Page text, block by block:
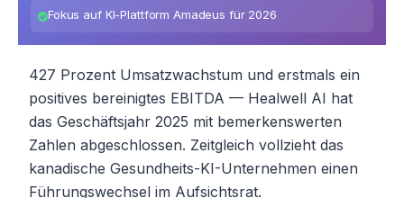
Fokus auf KI-Plattform Amadeus für 2026
427 Prozent Umsatzwachstum und erstmals ein
positives bereinigtes EBITDA — Healwell AI hat
das Geschäftsjahr 2025 mit bemerkenswerten
Zahlen abgeschlossen. Zeitgleich vollzieht das
kanadische Gesundheits-KI-Unternehmen einen
Führungswechsel im Aufsichtsrat.